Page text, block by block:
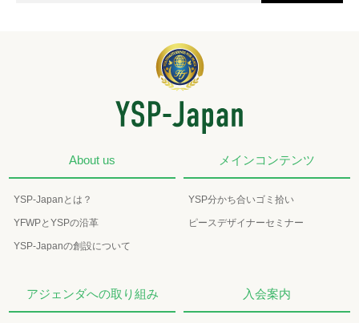
About us
YSP-Japanとは？
YFWPとYSPの沿革
YSP-Japanの創設について
メインコンテンツ
YSP分かち合いゴミ拾い
ピースデザイナーセミナー
アジェンダへの取り組み 入会案内